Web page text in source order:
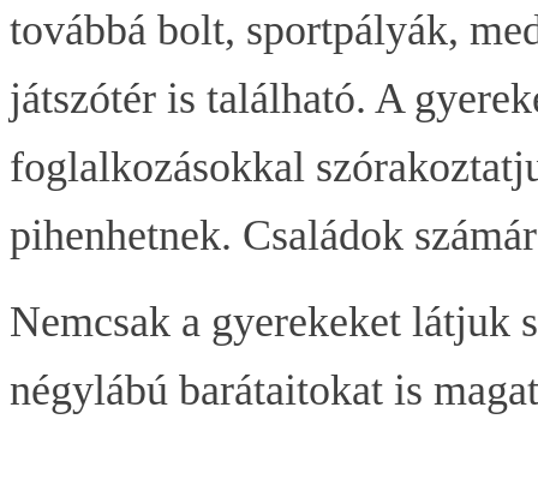
továbbá bolt, sportpályák,
játszótér is található. A
foglalkozásokkal
pihenhetnek. Családok
Nemcsak a gyerekeket látjuk
négylábú barátaitokat is